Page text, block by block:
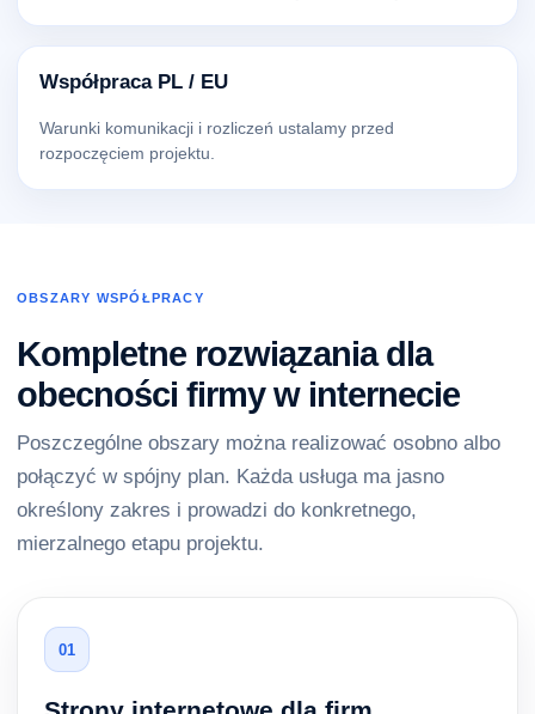
Współpraca PL / EU
Warunki komunikacji i rozliczeń ustalamy przed
rozpoczęciem projektu.
OBSZARY WSPÓŁPRACY
Kompletne rozwiązania dla
obecności firmy w internecie
Poszczególne obszary można realizować osobno albo
połączyć w spójny plan. Każda usługa ma jasno
określony zakres i prowadzi do konkretnego,
mierzalnego etapu projektu.
01